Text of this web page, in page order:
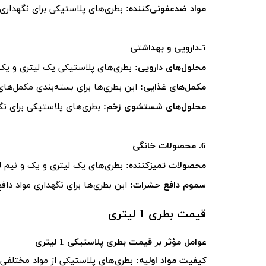
مواد ضدعفونی‌کننده: بطری‌های پلاستیکی برای
5.دارویی و بهداشتی
محلول‌های دارویی: بطری‌های پلاستیکی یک لیتری و یک
مکمل‌های غذایی: این بطری‌ها برای بسته‌بندی
محلول‌های شستشوی زخم: بطری‌های پلاستیکی
6. محصولات خانگی
محصولات تمیزکننده: بطری‌های یک لیتری و یک و نیم
سموم دافع حشرات: این بطری‌ها برای نگهداری مواد
قیمت بطری 1 لیتری
عوامل مؤثر بر قیمت بطری پلاستیکی 1 لیتری
کیفیت مواد اولیه: